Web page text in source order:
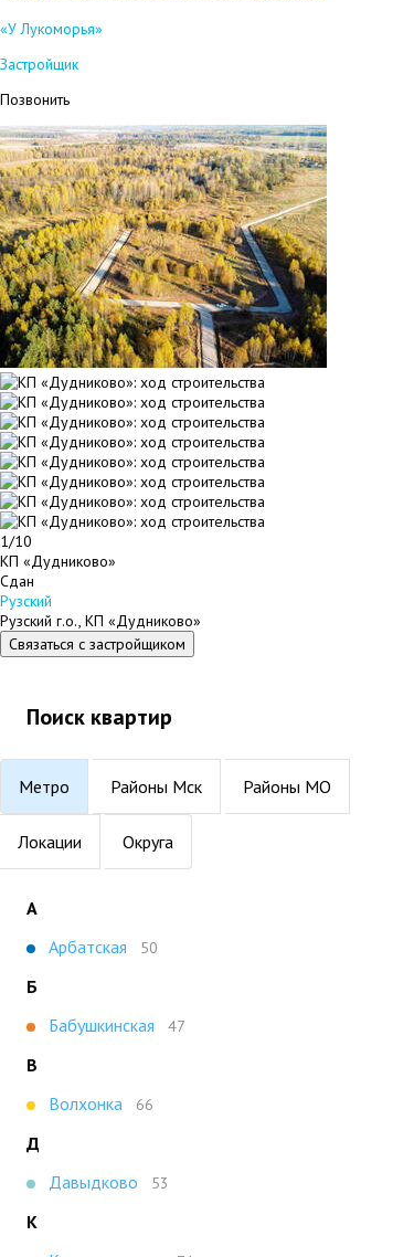
«У Лукоморья»
Застройщик
Позвонить
1/10
КП «Дудниково»
Сдан
Рузский
Рузский г.о., КП «Дудниково»
Связаться с застройщиком
Поиск квартир
Метро Районы Мск Районы МО
Локации Округа
А
Арбатская
50
Б
Бабушкинская
47
В
Волхонка
66
Д
Давыдково
53
К